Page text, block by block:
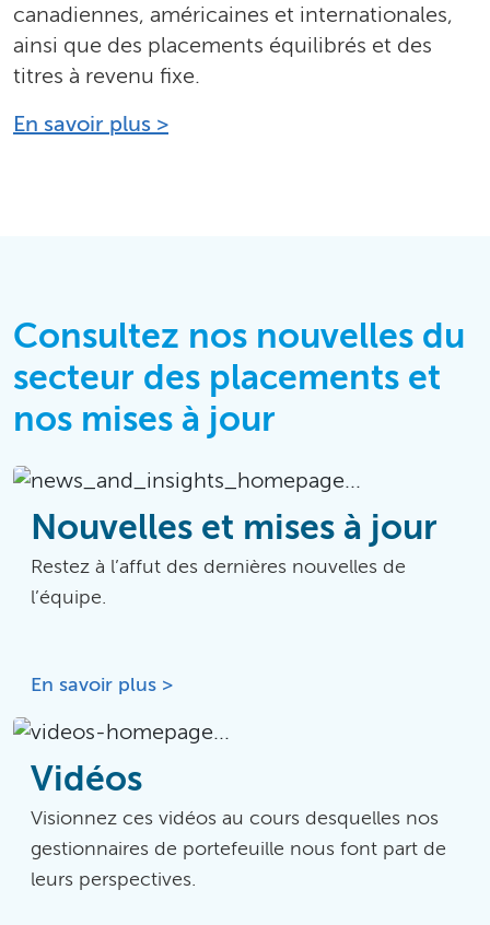
canadiennes, américaines et internationales,
ainsi que des placements équilibrés et des
titres à revenu fixe.
En savoir plus >
Consultez nos nouvelles du
secteur des placements et
nos mises à jour
Nouvelles et mises à jour
Restez à l’affut des dernières nouvelles de
l’équipe.
En savoir plus >
Vidéos
Visionnez ces vidéos au cours desquelles nos
gestionnaires de portefeuille nous font part de
leurs perspectives.